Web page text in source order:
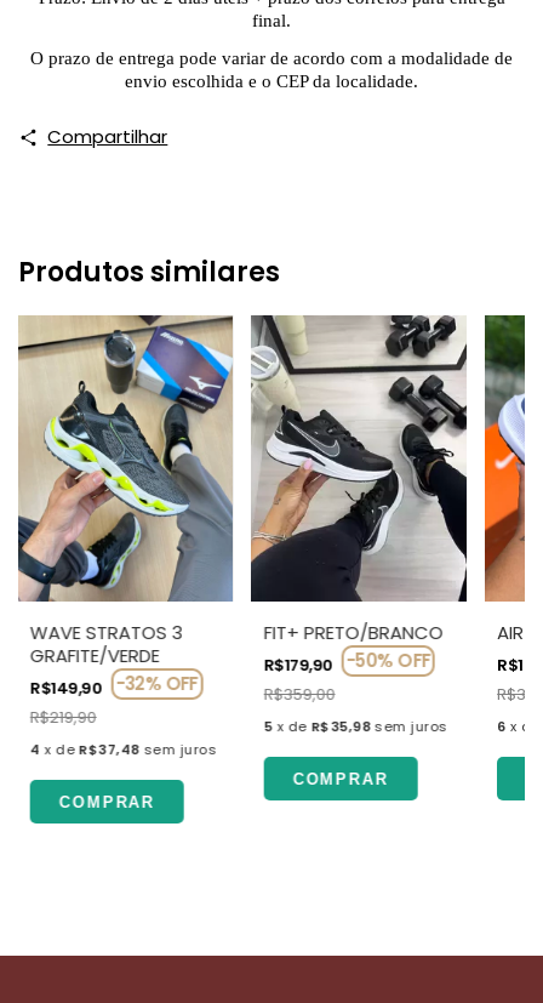
final.
O prazo de entrega pode variar de acordo com a modalidade de
envio escolhida e o CEP da localidade.
Compartilhar
Produtos similares
WAVE STRATOS 3
GRAFITE/VERDE
R$149,90 -32%OFF
R$219,90
4 x deR$37,48 sem juros
COMPRAR
FIT+ PRETO/BRANCO
R$179,90 -50%OFF
R$359,00
5 x de R$35,98 sem juros
COMPRAR
AIR
6 x de